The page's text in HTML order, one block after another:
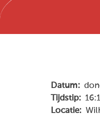
Datum:
Tijdstip:
Locatie: